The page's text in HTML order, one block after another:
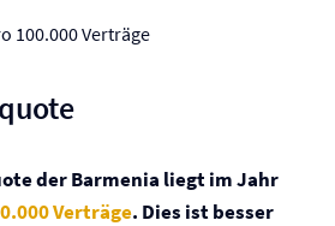
100.000 Verträge
der Barmenia liegt im Jahr
Verträge. Dies ist besser